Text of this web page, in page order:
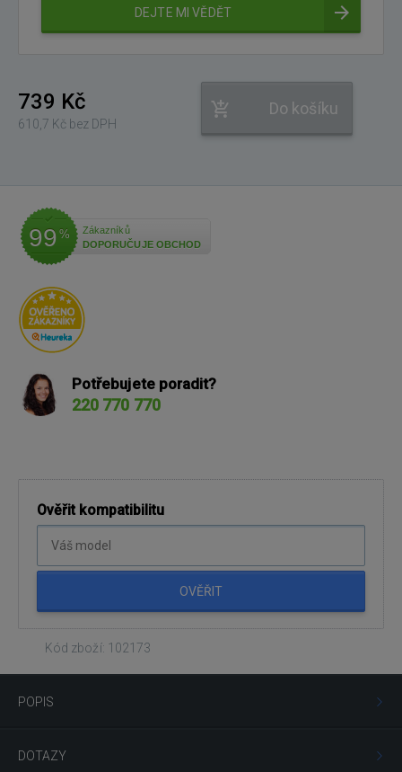
DEJTE MI VĚDĚT
739 Kč
610,7 Kč bez DPH
Do košíku
99 %
Zákazníků
DOPORUČUJE OBCHOD
Potřebujete poradit?
220 770 770
Ověřit kompatibilitu
OVĚŘIT
Kód zboží: 102173
POPIS
DOTAZY